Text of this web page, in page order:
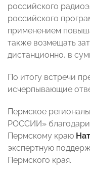
российского
российского
применением
также возмещать
дистанционно, в
По итогу встречи
исчерпывающие
Пермское
РОССИИ»
Пермскому краю
экспертную
Пермского края.